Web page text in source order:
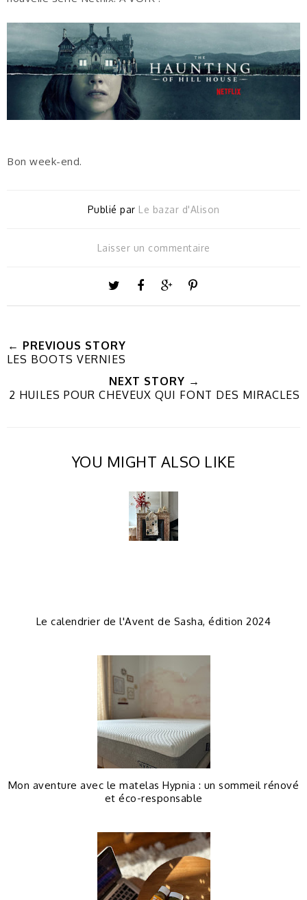
Bon week-end.
Publié par Le bazar d'Alison
Laisser un commentaire
← PREVIOUS STORY
LES BOOTS VERNIES
NEXT STORY →
2 HUILES POUR CHEVEUX QUI FONT DES MIRACLES
YOU MIGHT ALSO LIKE
Le calendrier de l'Avent de Sasha, édition 2024
Mon aventure avec le matelas Hypnia : un sommeil rénové
et éco-responsable